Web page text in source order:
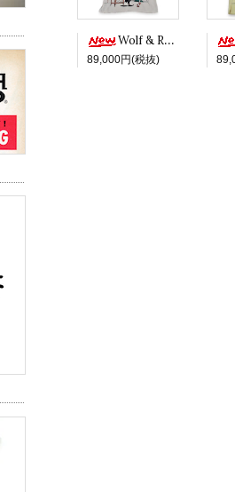
Wolf & Red -White ver.-
89,000円(税抜)